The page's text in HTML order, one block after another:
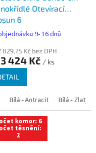
Bílá - Tmavý dub Bílá -
Otevírací
6
9- 16 dnů
829,75 Kč bez DPH
3 424 Kč / ks
Bílá - Antracit Bílá - Zlatý
komor: 6
těsnění:
2